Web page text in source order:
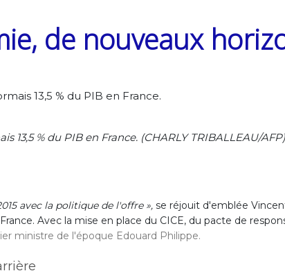
de nouveaux
13,5 % du PIB en France. (CHARLY TRIBALLEAU/AFP)
avec la politique de l'offre », se réjouit d'emblée
Avec la mise en place du CICE, du pacte de
ministre de l'époque Edouard Philippe.